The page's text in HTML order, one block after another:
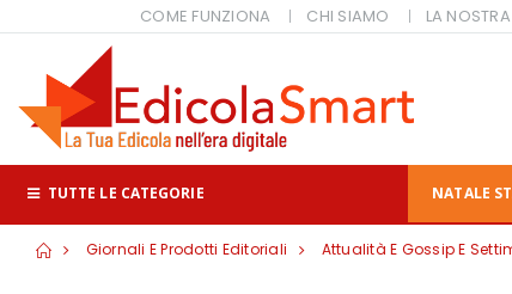
COME FUNZIONA CHI SIAMO LA
TUTTE LE CATEGORIE NATALE
Giornali E Prodotti Editoriali Attualità E Gossip E